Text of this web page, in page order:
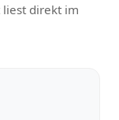
liest direkt im